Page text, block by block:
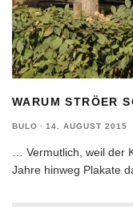
WARUM STRÖER
BULO · 14. AUGUST 2015
… Vermutlich, weil der
Jahre hinweg Plakate